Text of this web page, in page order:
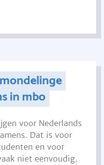
in mbo
voor Nederlands
Dat is voor
en voor
niet eenvoudig.